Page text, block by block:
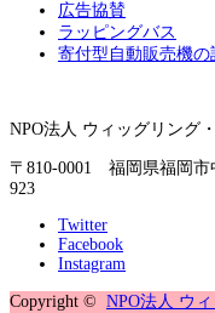
広告協賛
ラッピングバス
寄付型自動販売機の
NPO法人 ウィッグリング
〒810-0001 福岡県福岡
923
Twitter
Facebook
Instagram
Copyright © NPO法人 ウ